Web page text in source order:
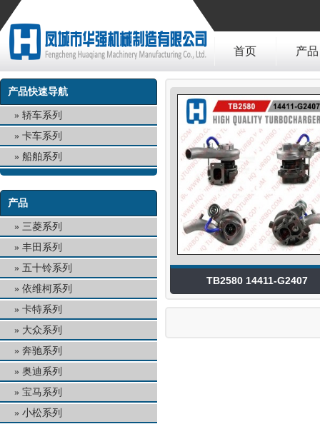
首页 产品
产品快速导航
轿车系列
卡车系列
船舶系列
产品
三菱系列
丰田系列
五十铃系列
依维柯系列
卡特系列
大众系列
奔驰系列
奥迪系列
宝马系列
小松系列
TB2580 14411-G2407